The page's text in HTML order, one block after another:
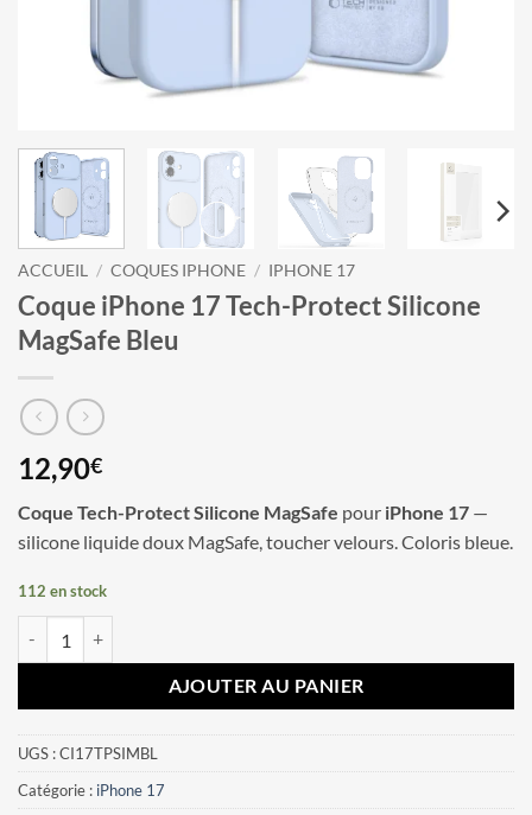
ACCUEIL / COQUES IPHONE / IPHONE 17
Coque iPhone 17 Tech-Protect Silicone
MagSafe Bleu
12,90€
Coque Tech-Protect Silicone MagSafe pour iPhone 17 —
silicone liquide doux MagSafe, toucher velours. Coloris bleue.
112 en stock
AJOUTER AU PANIER
UGS :CI17TPSIMBL
Catégorie : iPhone 17